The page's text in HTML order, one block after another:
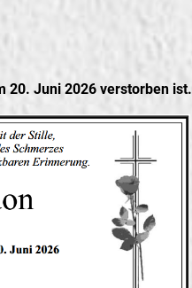
20. Juni 2026 verstorben ist.